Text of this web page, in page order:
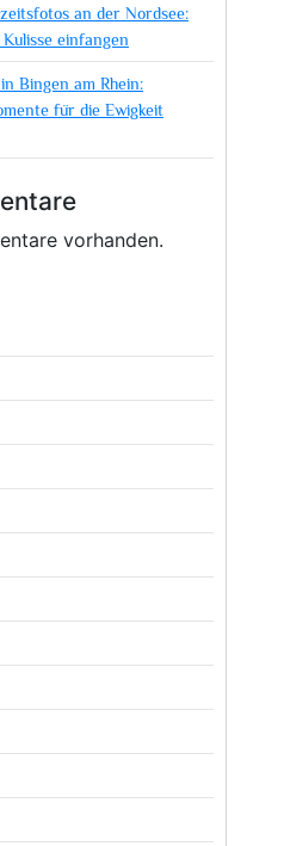
an der Nordsee:
einfangen
Bingen am Rhein:
für die Ewigkeit
vorhanden.